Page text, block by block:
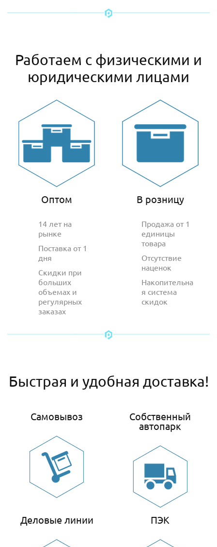
Работаем с физическими и
юридическими лицами
Оптом
14 лет на
рынке
Поставка от 1
дня
Скидки при
больших
объемах и
регулярных
заказах
В розницу
Продажа от 1
единицы
товара
Отсутствие
наценок
Накопительна
я система
скидок
Быстрая и удобная доставка!
Самовывоз
Собственный
автопарк
Деловые линии ПЭК